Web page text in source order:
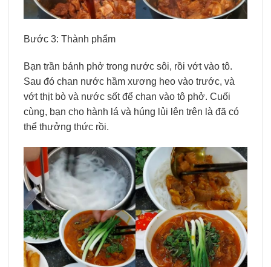
Bước 3: Thành phẩm
Bạn trần bánh phở trong nước sôi, rồi vớt vào tô.
Sau đó chan nước hầm xương heo vào trước, và
vớt thịt bò và nước sốt để chan vào tô phở. Cuối
cùng, bạn cho hành lá và húng lủi lên trên là đã có
thể thưởng thức rồi.